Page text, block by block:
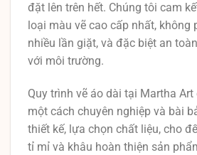
đặt lên trên hết. Chúng tôi cam
loại màu vẽ cao cấp nhất, không
nhiều lần giặt, và đặc biệt an
với môi trường.
Quy trình vẽ áo dài tại Martha
một cách chuyên nghiệp và bài
thiết kế, lựa chọn chất liệu, cho
tỉ mỉ và khâu hoàn thiện sản